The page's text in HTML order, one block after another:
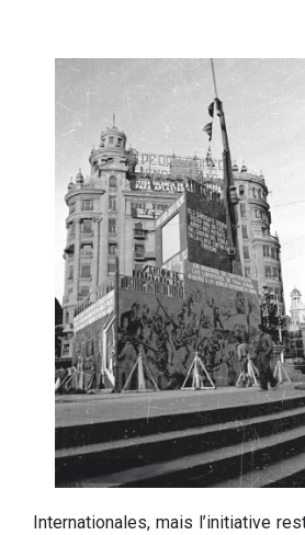
Internationales, mais l’initiative